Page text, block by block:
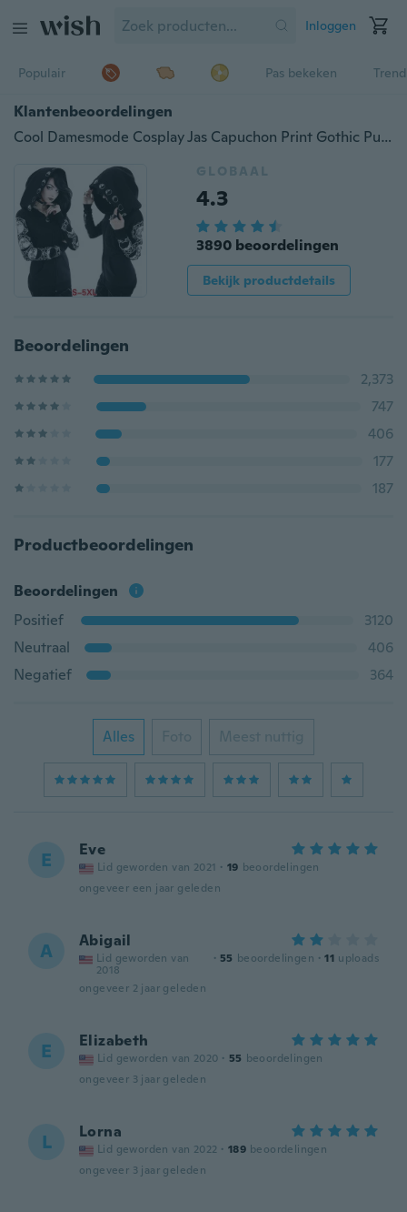
Inloggen
Populair Pas bekeken
Klantenbeoordelingen
Cool Damesmode Cosplay Jas Capuchon Print Gothic Punk Lange mouw Heks Maan Hoodie Rits Hoodies Plus Size S-5XL
GLOBAAL
4.3
3890 beoordelingen
Bekijk productdetails
Beoordelingen
2,373
747
406
177
187
Productbeoordelingen
Beoordelingen
Positief
3120
Neutraal
406
Negatief
364
Alles Foto Meest nuttig
E Eve
Lid geworden van 2021 · 19 beoordelingen
ongeveer een jaar geleden
A Abigail
Lid geworden van
2018
· 55 beoordelingen · 11 uploads
ongeveer 2 jaar geleden
E Elizabeth
Lid geworden van 2020 · 55 beoordelingen
ongeveer 3 jaar geleden
L Lorna
Lid geworden van 2022 · 189 beoordelingen
ongeveer 3 jaar geleden